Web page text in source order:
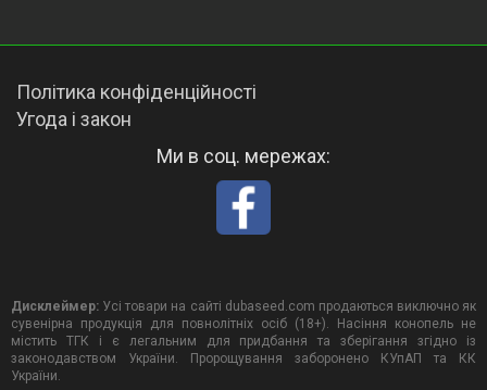
Політика конфіденційності
Угода і закон
Ми в соц. мережах:
Дисклеймер: Усі товари на сайті dubaseed.com продаються виключно як
сувенірна продукція для повнолітніх осіб (18+). Насіння конопель не
містить ТГК і є легальним для придбання та зберігання згідно із
законодавством України. Пророщування заборонено КУпАП та КК
України.